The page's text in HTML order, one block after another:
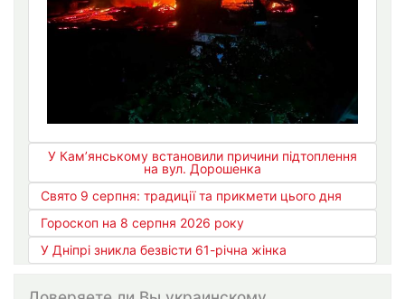
У Кам’янському встановили причини підтоплення
на вул. Дорошенка
Свято 9 серпня: традиції та прикмети цього дня
Гороскоп на 8 серпня 2026 року
У Дніпрі зникла безвісти 61-річна жінка